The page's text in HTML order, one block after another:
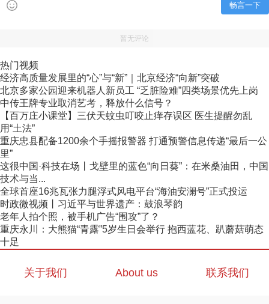
畅言一下
暂无评论
热门视频
经济高质量发展里的“心”与“新”｜北京经济“向新”突破
北京多家公园迎来机器人新员工 “乏脏险难”四类场景优先上岗
中传王牌专业取消艺考，释放什么信号？
【百万庄小课堂】三伏天蚊虫叮咬止痒存误区 医生提醒勿乱
用“土法”
重庆忠县配备1200余个手摇报警器 打通预警信息传递“最后一公
里”
这很中国·科技在场丨戈壁里的蓝色“向日葵”：在米桑油田，中国
技术与当...
全球首座16兆瓦张力腿浮式风电平台“海油安澜号”正式投运
时政微视频丨习近平与世界遗产：鼓浪琴韵
老年人拍个照，被手机广告“围攻”了？
重庆永川：大熊猫“青露”5岁生日会举行 抱西蓝花、趴蘑菇萌态
十足
关于我们 About us 联系我们